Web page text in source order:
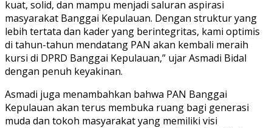
kuat, solid, dan mampu menjadi saluran aspirasi
masyarakat Banggai Kepulauan. Dengan struktur yang
lebih tertata dan kader yang berintegritas, kami optimis
di tahun-tahun mendatang PAN akan kembali meraih
kursi di DPRD Banggai Kepulauan,” ujar Asmadi Bidal
dengan penuh keyakinan.
Asmadi juga menambahkan bahwa PAN Banggai
Kepulauan akan terus membuka ruang bagi generasi
muda dan tokoh masyarakat yang memiliki visi